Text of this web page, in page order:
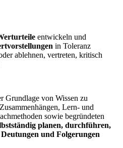
entwickeln und
in Toleranz
ablehnen, vertreten, kritisch
Grundlage von Wissen zu
Lern- und
sowie begründeten
planen, durchführen,
und Folgerungen